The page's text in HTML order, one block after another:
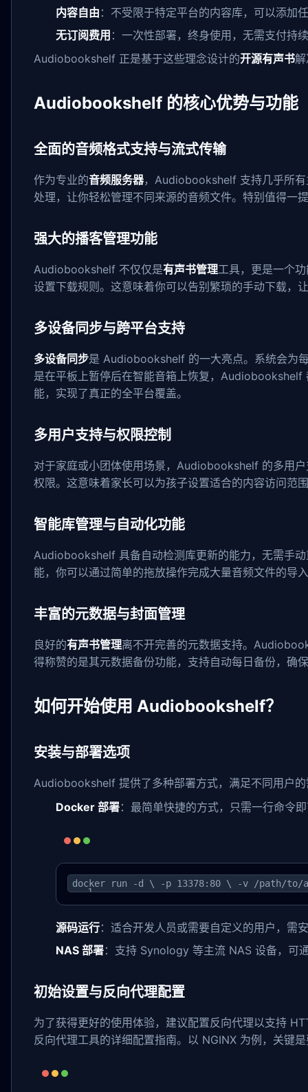
内容自由 ：不受限于特定平台的内容库，可以添加
无订阅费用 ：一次性部署，终身使用，无需支付持
Audiobookshelf 正是基于这些理念设计的开源有声书
Audiobookshelf 的核心优势与功能
全面的音频格式支持与流式传输
作为专业的音频服务器，Audiobookshelf 支持几乎所有
处理，让你轻松管理不同来源的音频文件。特别值得一
强大的播客管理功能
Audiobookshelf 不仅仅是有声书管理工具，更是一个
设置下载规则。这意味着你可以告别繁琐的手动下载，
多设备同步与跨平台支持
多设备同步是 Audiobookshelf 的一大亮点。系统会为
是在平板上暂停后在智能音箱上恢复，
能，实现了真正的全平台覆盖。
多用户支持与权限控制
对于家庭或小团体使用场景，Audiobookshelf 的多用
权限。这意味着家长可以为孩子设置适合的内容访问范
智能库管理与自动化功能
Audiobookshelf 具备自动检测库更新的能力，无需手
能，你可以通过简单的拖放操作完成大量音频文件的导
丰富的元数据与封面管理
良好的有声书管理离不开完善的元数据支持。
得称赞的是其元数据备份功能，支持自动每日备份，确
如何开始使用 Audiobookshelf？
安装与部署选项
Audiobookshelf 提供了多种部署方式，满足不同用户
Docker 部署：最简单快捷的方式，只需一行命令
docker run -d \ -p 13378:80 \ -v /path/to/
源码运行：适合开发人员或需要自定义的用户，
NAS 部署：支持 Synology 等主流 NAS 设备，可
初始设置与反向代理配置
为了获得更好的使用体验，建议配置反向代理以支持
反向代理工具的详细配置指南。以 NGINX 为例，关键